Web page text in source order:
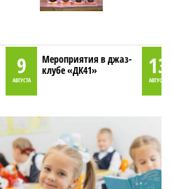
9
АВГУСТА
Мероприятия в джаз-
клубе «ДК41»
13
АВГУСТА